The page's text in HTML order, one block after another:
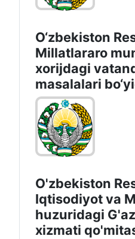
O‘zbekiston
Millatlararo
xorijdagi
masalalari
O'zbekiston
Iqtisodiyot vа
huzuridagi
xizmati